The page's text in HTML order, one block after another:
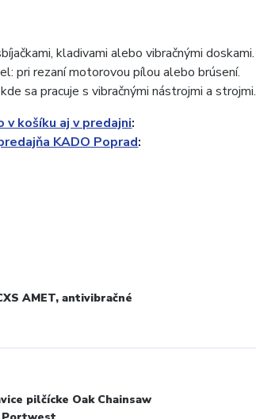
kladivami alebo vibračnými doskami.
pri rezaní motorovou pílou alebo brúsení.
sa pracuje s vibračnými nástrojmi a strojmi.
v košíku aj v predajni:
KADO Poprad:
AMET, antivibračné
pilčícke Oak Chainsaw